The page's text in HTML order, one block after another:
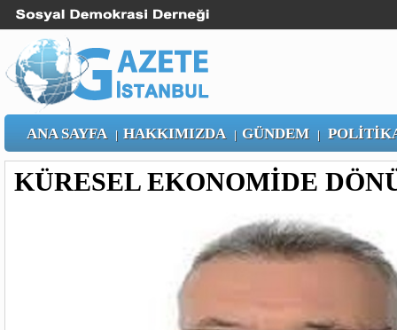
ANA SAYFA | HAKKIMIZDA | GÜNDEM|
KÜRESEL EKONOMİDE